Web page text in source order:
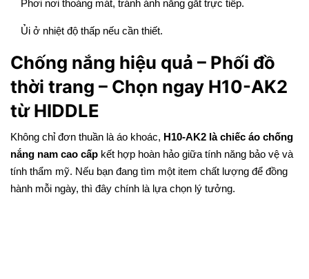
Phơi nơi thoáng mát, tránh ánh nắng gắt trực tiếp.
Ủi ở nhiệt độ thấp nếu cần thiết.
Chống nắng hiệu quả – Phối đồ
thời trang – Chọn ngay H10-AK2
từ HIDDLE
Không chỉ đơn thuần là áo khoác, H10-AK2 là chiếc áo chống
nắng nam cao cấp kết hợp hoàn hảo giữa tính năng bảo vệ và
tính thẩm mỹ. Nếu bạn đang tìm một item chất lượng để đồng
hành mỗi ngày, thì đây chính là lựa chọn lý tưởng.